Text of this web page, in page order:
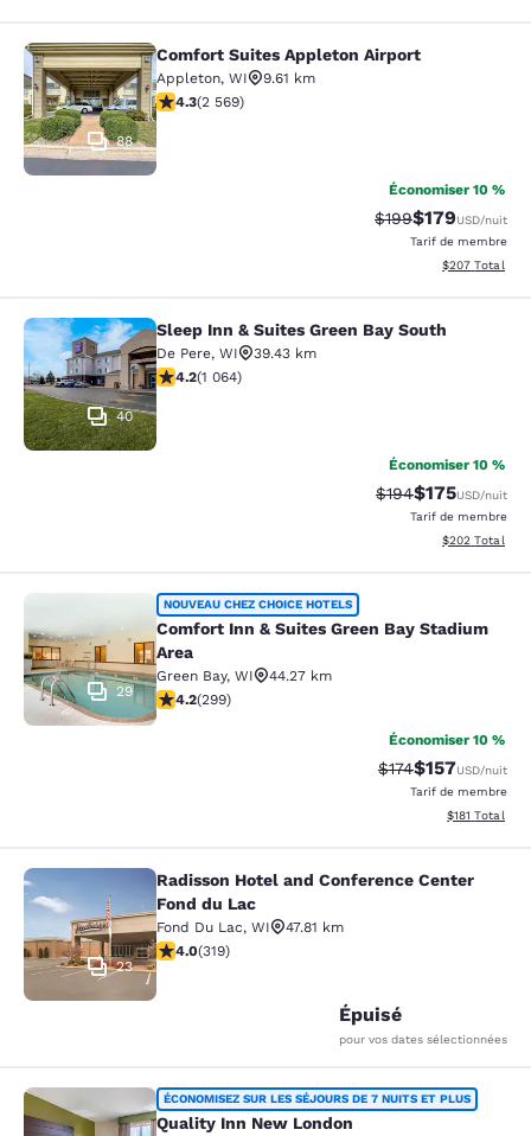
Comfort Suites Appleton Airport
88
Comfort Suites Appleton Airport
Appleton, WI
9.61 km
4.25 étoiles. Excellent. 2569 commentaires
4.3(2 569)
Économiser 10 %
Tarif barré :
$199Tarif réduit :
$179USD/nuit
Tarif de membre
Afficher les
$207 Total
Sleep Inn & Suites Green Bay South
40
Sleep Inn & Suites Green Bay South
De Pere, WI
39.43 km
4.2 étoiles. Excellent. 1064 commentaires
4.2(1 064)
Économiser 10 %
Tarif barré :
$194Tarif réduit :
$175USD/nuit
Tarif de membre
Afficher les
$202 Total
Comfort Inn & Suites Green Bay
29
NOUVEAU CHEZ CHOICE HOTELS
Comfort Inn & Suites Green Bay Stadium
Area
Green Bay, WI
44.27 km
4.19 étoiles. Très bon. 299 commentaires
4.2(299)
Économiser 10 %
Tarif barré :
$174Tarif réduit :
$157USD/nuit
Tarif de membre
Afficher les
$181 Total
Radisson Hotel and Conference
23
Radisson Hotel and Conference Center
Fond du Lac
Fond Du Lac, WI
47.81 km
4.05 étoiles. Très bon. 319 commentaires
4.0(319)
Épuisé
pour vos dates sélectionnées
Quality Inn New London
ÉCONOMISEZ SUR LES SÉJOURS DE 7 NUITS ET PLUS
Quality Inn New London